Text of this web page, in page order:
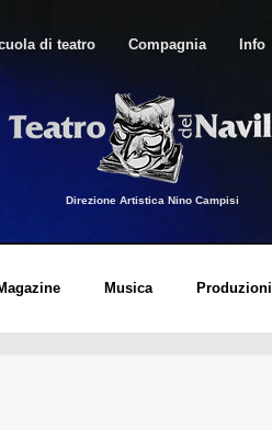
di teatro Compagnia Info
Direzione Artistica Nino Campisi
Musica Produzioni